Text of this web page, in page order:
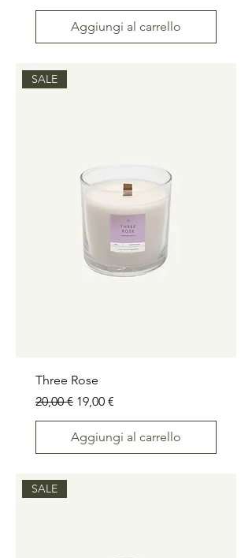
Aggiungi al carrello
SALE
Three Rose
Prezzo regolare
20,00 € Prezzo scontato
19,00 €
Aggiungi al carrello
SALE